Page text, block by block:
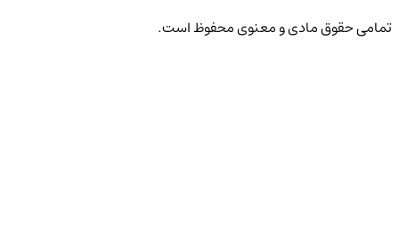
تمامی حقوق مادی و معنوی محفوظ است.